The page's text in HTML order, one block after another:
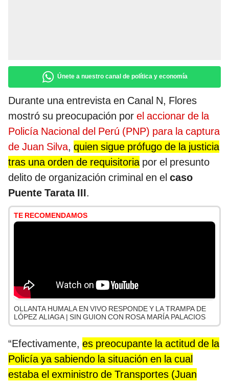
Únete a nuestro canal de política y economía
Durante una entrevista en Canal N, Flores
mostró su preocupación por el accionar de la
Policía Nacional del Perú (PNP) para la captura
de Juan Silva, quien sigue prófugo de la justicia
tras una orden de requisitoriapor el presunto
delito de organización criminal en el caso
Puente Tarata III.
TE RECOMENDAMOS
OLLANTA HUMALA EN VIVO RESPONDE Y LA TRAMPA DE
LÓPEZ ALIAGA | SIN GUION CON ROSA MARÍA PALACIOS
“Efectivamente, es preocupante la actitud de la
Policía ya sabiendo la situación en la cual
estaba el exministro de Transportes (Juan